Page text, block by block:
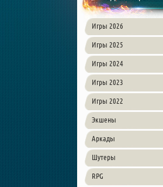
Игры 2026
Игры 2025
Игры 2024
Игры 2023
Игры 2022
Экшены
Аркады
Шутеры
RPG